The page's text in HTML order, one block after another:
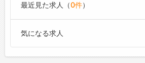
最近見た求人（0件）
気になる求人